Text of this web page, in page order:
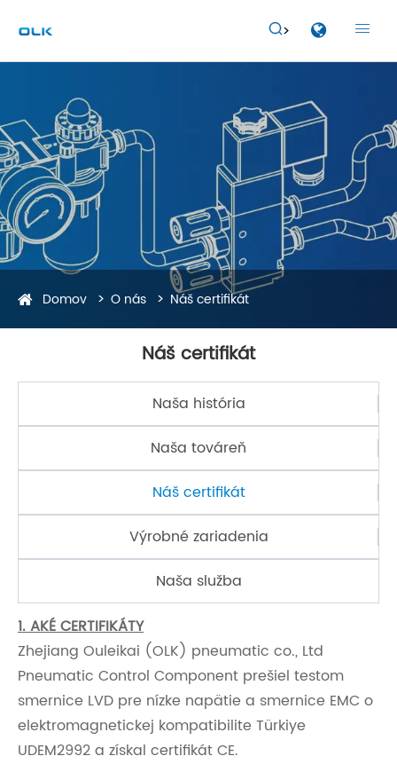
 
Domov O nás Náš certifikát
Náš certifikát
Naša história
Naša továreň
Náš certifikát
Výrobné zariadenia
Naša služba
1. AKÉ CERTIFIKÁTY
Zhejiang Ouleikai (OLK) pneumatic co., Ltd
Pneumatic Control Component prešiel testom
smernice LVD pre nízke napätie a smernice EMC o
elektromagnetickej kompatibilite Türkiye
UDEM2992 a získal certifikát CE.